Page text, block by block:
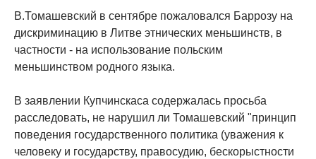
В.Томашевский в сентябре пожаловался Баррозу на
дискриминацию в Литве этнических меньшинств, в
частности - на использование польским
меньшинством родного языка.
В заявлении Купчинскаса содержалась просьба
расследовать, не нарушил ли Томашевский "принцип
поведения государственного политика (уважения к
человеку и государству, правосудию, бескорыстности